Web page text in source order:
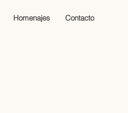
Homenajes Contacto